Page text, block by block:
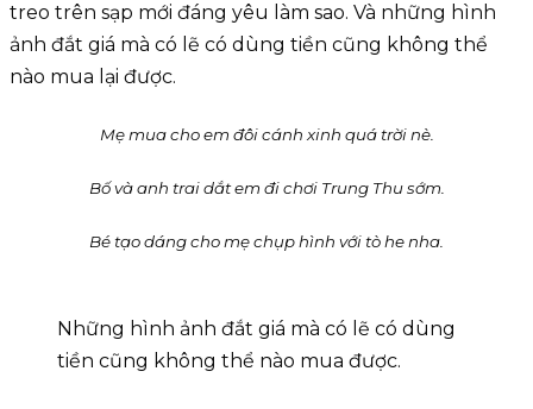
treo trên sạp mới đáng yêu làm sao. Và những hình
ảnh đắt giá mà có lẽ có dùng tiền cũng không thể
nào mua lại được.
Mẹ mua cho em đôi cánh xinh quá trời nè.
Bố và anh trai dắt em đi chơi Trung Thu sớm.
Bé tạo dáng cho mẹ chụp hình với tò he nha.
Những hình ảnh đắt giá mà có lẽ có dùng
tiền cũng không thể nào mua được.